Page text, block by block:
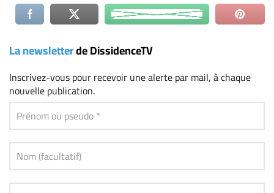
La newsletterde DissidenceTV
Inscrivez-vouspour recevoir une alerte par mail, à chaque
nouvelle publication.